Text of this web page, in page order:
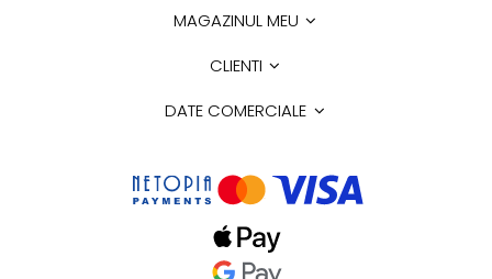
MAGAZINUL MEU
CLIENTI
DATE COMERCIALE